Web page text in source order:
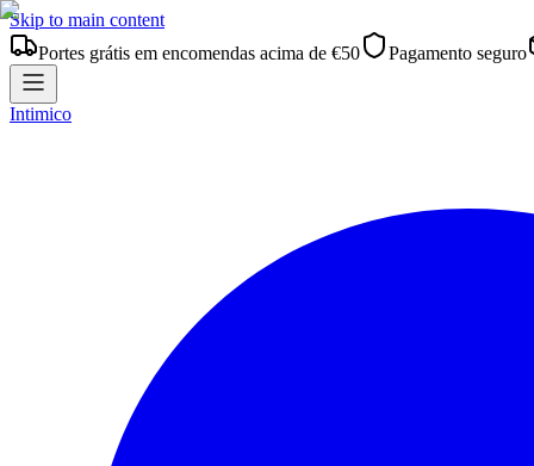
Skip to main content
Portes grátis em encomendas acima de €50
Pagamento seguro
Intimico